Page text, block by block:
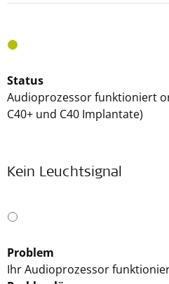
Status
Audioprozessor funktioniert
C40+ und C40 Implantate)
Kein Leuchtsignal
Problem
Ihr Audioprozessor